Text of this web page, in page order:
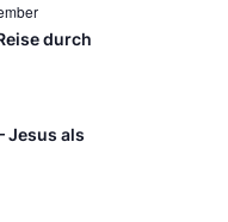
durch
Jesus als